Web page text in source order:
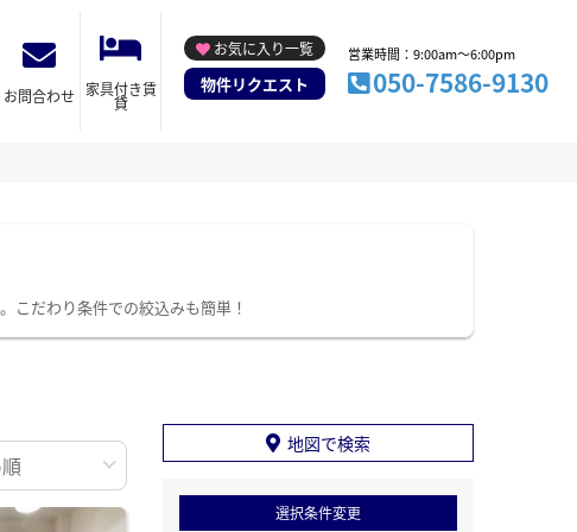
お問合わせ 家具付き賃
貸
お気に入り一覧
物件リクエスト
営業時間：9:00am～6:00pm
050-7586-9130
こだわり条件での絞込みも簡単！
地図で検索
選択条件変更